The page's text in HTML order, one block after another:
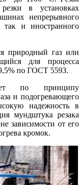
в установках
непрерывного
так и иностранного
природный газ или
для процесса
по ГОСТ 5593.
по принципу
и подогревающего
надежность в
мундштука резака
зависимости от его
кромок.